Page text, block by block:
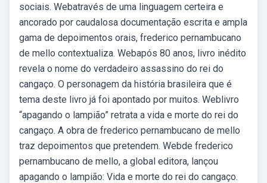
sociais. Webatravés de uma linguagem certeira e
ancorado por caudalosa documentação escrita e ampla
gama de depoimentos orais, frederico pernambucano
de mello contextualiza. Webapós 80 anos, livro inédito
revela o nome do verdadeiro assassino do rei do
cangaço. O personagem da história brasileira que é
tema deste livro já foi apontado por muitos. Weblivro
“apagando o lampião” retrata a vida e morte do rei do
cangaço. A obra de frederico pernambucano de mello
traz depoimentos que pretendem. Webde frederico
pernambucano de mello, a global editora, lançou
apagando o lampião: Vida e morte do rei do cangaço.